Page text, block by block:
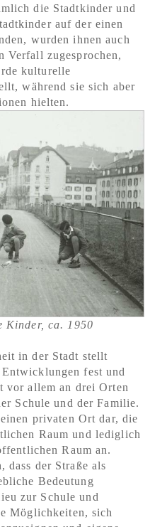
die Stadtkinder und
auf der einen
wurden ihnen auch
Verfall zugesprochen,
kulturelle
während sie sich aber
hielten.
Kinder, ca. 1950
in der Stadt stellt
fest und
vor allem an drei Orten
Schule und der Familie.
privaten Ort dar, die
Raum und lediglich
Raum an.
dass der Straße als
Bedeutung
zur Schule und
Möglichkeiten, sich